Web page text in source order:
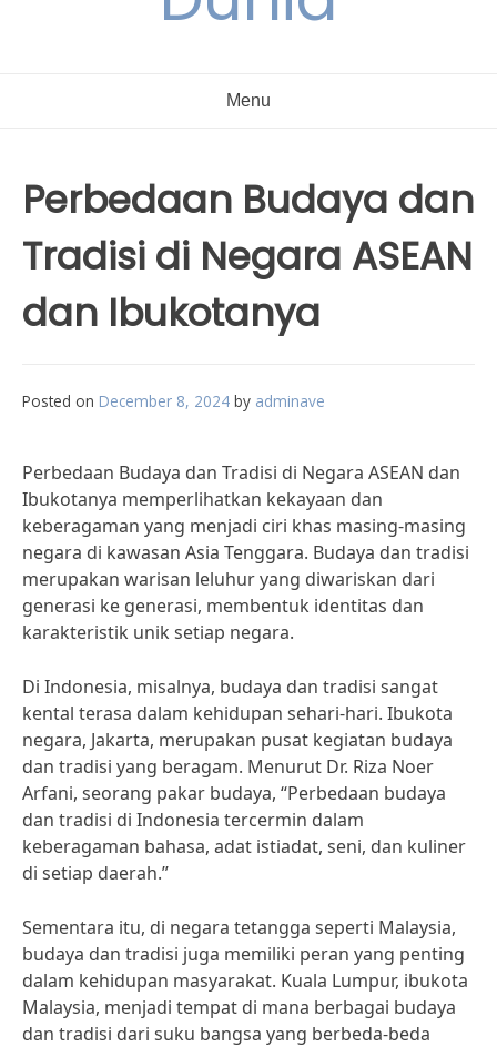
Menu
Perbedaan Budaya dan
Tradisi di Negara ASEAN
dan Ibukotanya
Posted on December 8, 2024 by adminave
Perbedaan Budaya dan Tradisi di Negara ASEAN dan
Ibukotanya memperlihatkan kekayaan dan
keberagaman yang menjadi ciri khas masing-masing
negara di kawasan Asia Tenggara. Budaya dan tradisi
merupakan warisan leluhur yang diwariskan dari
generasi ke generasi, membentuk identitas dan
karakteristik unik setiap negara.
Di Indonesia, misalnya, budaya dan tradisi sangat
kental terasa dalam kehidupan sehari-hari. Ibukota
negara, Jakarta, merupakan pusat kegiatan budaya
dan tradisi yang beragam. Menurut Dr. Riza Noer
Arfani, seorang pakar budaya, “Perbedaan budaya
dan tradisi di Indonesia tercermin dalam
keberagaman bahasa, adat istiadat, seni, dan kuliner
di setiap daerah.”
Sementara itu, di negara tetangga seperti Malaysia,
budaya dan tradisi juga memiliki peran yang penting
dalam kehidupan masyarakat. Kuala Lumpur, ibukota
Malaysia, menjadi tempat di mana berbagai budaya
dan tradisi dari suku bangsa yang berbeda-beda